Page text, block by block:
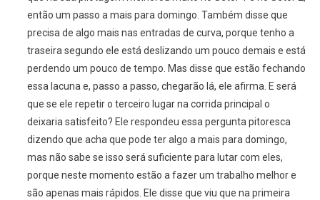
então um passo a mais para domingo. Também disse que
precisa de algo mais nas entradas de curva, porque tenho a
traseira segundo ele está deslizando um pouco demais e está
perdendo um pouco de tempo. Mas disse que estão fechando
essa lacuna e, passo a passo, chegarão lá, ele afirma. E será
que se ele repetir o terceiro lugar na corrida principal o
deixaria satisfeito? Ele respondeu essa pergunta pitoresca
dizendo que acha que pode ter algo a mais para domingo,
mas não sabe se isso será suficiente para lutar com eles,
porque neste momento estão a fazer um trabalho melhor e
são apenas mais rápidos. Ele disse que viu que na primeira